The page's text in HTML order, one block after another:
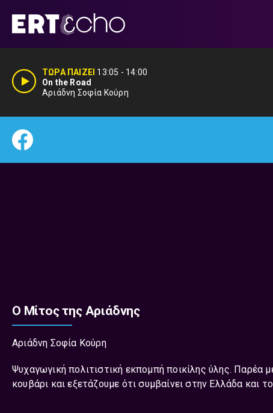
περιεχόμενο
ΤΩΡΑ ΠΑΙΖΕΙ 13:05 - 14:00
On the Road
Αριάδνη Σοφία Κούρη
Ο Μίτος της Αριάδνης
Αριάδνη Σοφία Κούρη
Ψυχαγωγική πολιτιστική εκπομπή ποικίλης ύλης. Παρέα
κουβάρι και εξετάζουμε ότι συμβαίνει στην Ελλάδα και